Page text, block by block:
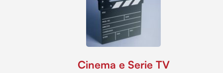
Cinema e Serie TV